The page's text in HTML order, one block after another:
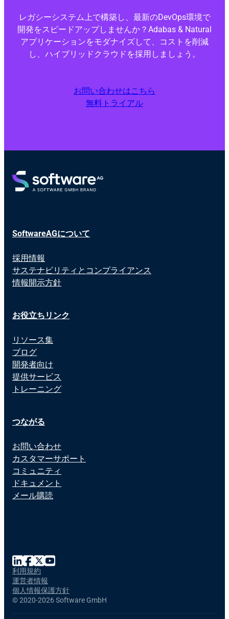
レガシーシステム上で構築し、最新のDevOps環境で
開発をスピードアップしませんか？Adabas & Natural
アプリケーションをモダナイズして、コストを削減
し、ハイブリッドクラウドを採用しましょう。
お問い合わせはこちら
無料トライアル
SoftwareAGについて
採用情報
サステナビリティとコンプライアンス
情報開示方針
お役立ちリンク
リソース集
ブログ
開発者向け
提供サービス
トレーニング
つながる
お問い合わせ
カスタマーサポート
コミュニティ
ドキュメント
メール購読
©2020-2026 Software GmbH
利用規約
運営者情報
個人情報保護方針